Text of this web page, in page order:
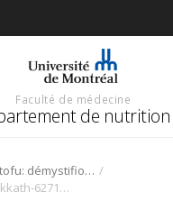
Faculté de médecine
de nutrition
À l’affût du tofu: démystifions le soya /
pexels-shameel-mukkath-6271883